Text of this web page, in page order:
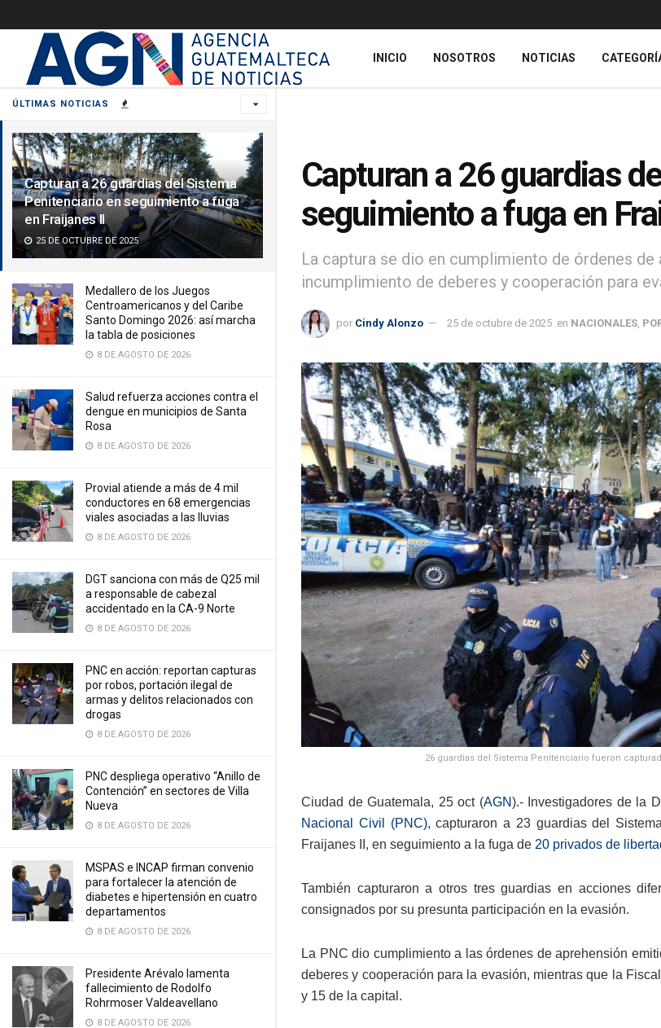
ÚLTIMAS NOTICIAS
Capturan a 26 guardias del Sistema
Penitenciario en seguimiento a fuga
en Fraijanes II
25 DE OCTUBRE DE 2025
Medallero de los Juegos
Centroamericanos y del Caribe
Santo Domingo 2026: así marcha
la tabla de posiciones
8 DE AGOSTO DE 2026
Salud refuerza acciones contra el
dengue en municipios de Santa
Rosa
8 DE AGOSTO DE 2026
Provial atiende a más de 4 mil
conductores en 68 emergencias
viales asociadas a las lluvias
8 DE AGOSTO DE 2026
DGT sanciona con más de Q25 mil
a responsable de cabezal
accidentado en la CA-9 Norte
8 DE AGOSTO DE 2026
PNC en acción: reportan capturas
por robos, portación ilegal de
armas y delitos relacionados con
drogas
8 DE AGOSTO DE 2026
PNC despliega operativo “Anillo de
Contención” en sectores de Villa
Nueva
8 DE AGOSTO DE 2026
MSPAS e INCAP firman convenio
para fortalecer la atención de
diabetes e hipertensión en cuatro
departamentos
8 DE AGOSTO DE 2026
Presidente Arévalo lamenta
fallecimiento de Rodolfo
Rohrmoser Valdeavellano
8 DE AGOSTO DE 2026
INICIO NOSOTROS NOTICIAS
Capturan a 26 guardias
seguimiento a fuga en
La captura se dio en cumplimiento de órdenes
incumplimiento de deberes y cooperación para
por Cindy Alonzo 25 de octubre de 2025 en NACIONALES
26 guardias del Sistema Penitenciario fueron
Ciudad de Guatemala, 25 oct (AGN).- Investigadores de la
Nacional Civil (PNC), capturaron a 23 guardias del
Fraijanes II, en seguimiento a la fuga de 20 privados de
También capturaron a otros tres guardias en acciones
consignados por su presunta participación en la evasión.
La PNC dio cumplimiento a las órdenes de aprehensión
deberes y cooperación para la evasión, mientras que la
y 15 de la capital.